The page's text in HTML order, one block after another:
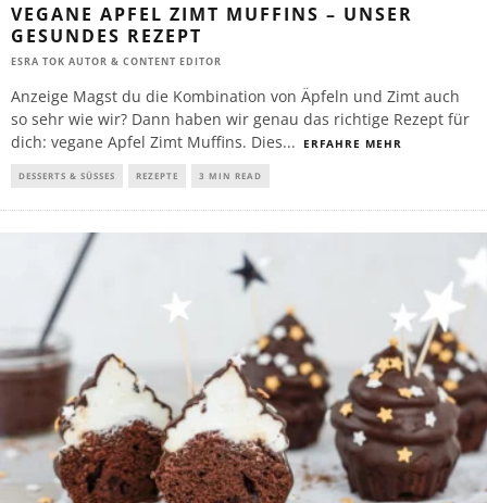
VEGANE APFEL ZIMT MUFFINS – UNSER
GESUNDES REZEPT
ESRA TOK AUTOR & CONTENT EDITOR
Anzeige Magst du die Kombination von Äpfeln und Zimt auch
so sehr wie wir? Dann haben wir genau das richtige Rezept für
dich: vegane Apfel Zimt Muffins. Dies... ERFAHRE MEHR
DESSERTS & SÜSSES REZEPTE 3 MIN READ